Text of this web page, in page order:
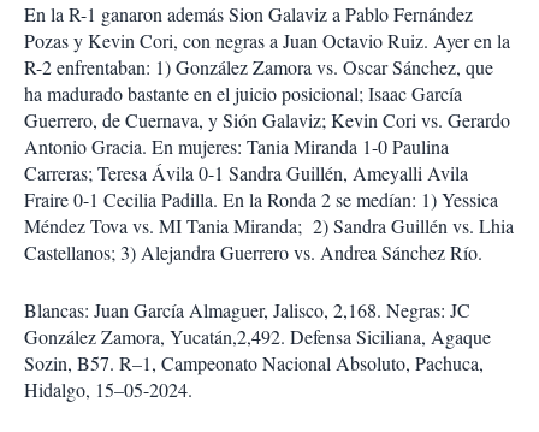
En la R-1 ganaron además Sion Galaviz a Pablo Fernández
Pozas y Kevin Cori, con negras a Juan Octavio Ruiz. Ayer en la
R-2 enfrentaban: 1) González Zamora vs. Oscar Sánchez, que
ha madurado bastante en el juicio posicional; Isaac García
Guerrero, de Cuernava, y Sión Galaviz; Kevin Cori vs. Gerardo
Antonio Gracia. En mujeres: Tania Miranda 1-0 Paulina
Carreras; Teresa Ávila 0-1 Sandra Guillén, Ameyalli Avila
Fraire 0-1 Cecilia Padilla. En la Ronda 2 se medían: 1) Yessica
Méndez Tova vs. MI Tania Miranda; 2) Sandra Guillén vs. Lhia
Castellanos; 3) Alejandra Guerrero vs. Andrea Sánchez Río.
Blancas: Juan García Almaguer, Jalisco, 2,168. Negras: JC
González Zamora, Yucatán,2,492. Defensa Siciliana, Agaque
Sozin, B57. R–1, Campeonato Nacional Absoluto, Pachuca,
Hidalgo, 15–05-2024.